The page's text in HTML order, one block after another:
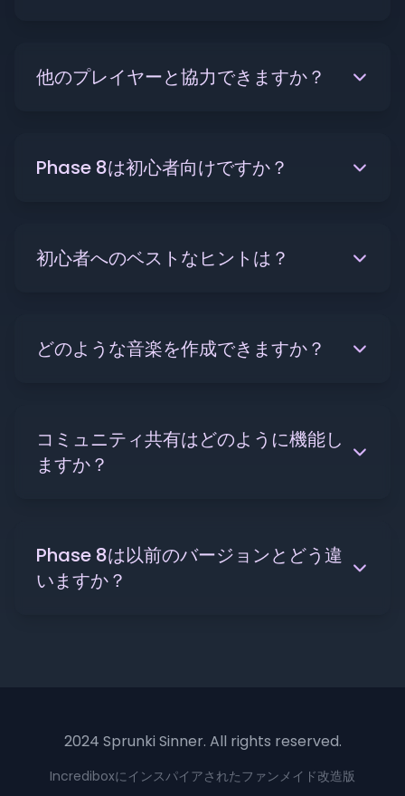
他のプレイヤーと協力できますか？
Phase 8は初心者向けですか？
初心者へのベストなヒントは？
どのような音楽を作成できますか？
コミュニティ共有はどのように機能し
ますか？
Phase 8は以前のバージョンとどう違
いますか？
2024 Sprunki Sinner. All rights reserved.
Incrediboxにインスパイアされたファンメイド改造版